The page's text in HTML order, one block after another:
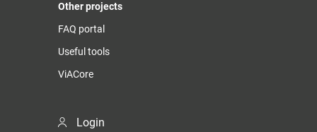
Other projects
FAQ portal
Useful tools
ViACore
Login